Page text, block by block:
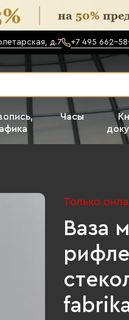
д.7 +7 495 662-
Часы
Только
Ваза